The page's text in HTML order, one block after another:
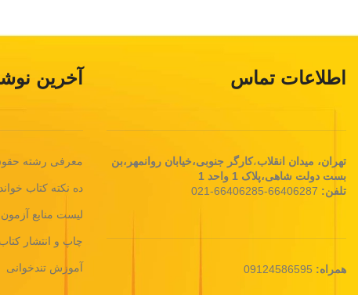
اطلاعات تماس
تهران، ميدان انقلاب،کارگر جنوبی،خیابان روانمهر،بن
بست دولت شاهی،پلاک 1 واحد 1
تلفن: 66406287-66406285-021
همراه:
آخرین
معرفی رشته
ده نکته کتاب
لیست منابع
چاپ و انتشار
آموزش تندخوانی